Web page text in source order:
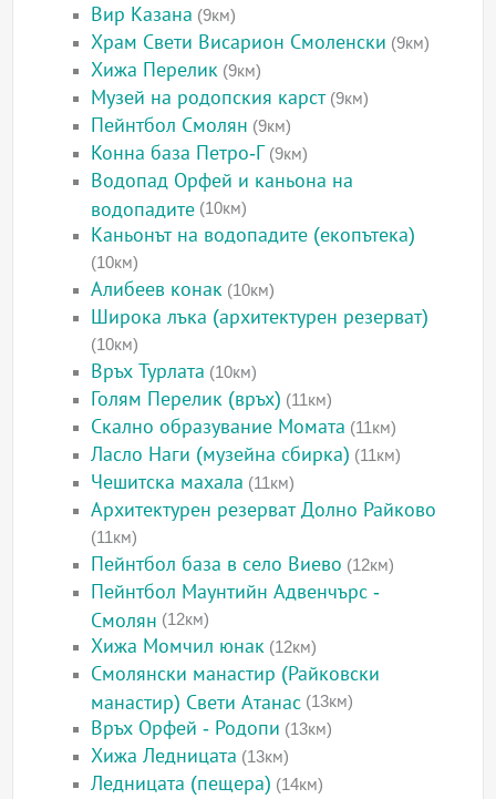
Вир Казана (9км)
Храм Свети Висарион Смоленски (9км)
Хижа Перелик (9км)
Музей на родопския карст(9км)
Пейнтбол Смолян (9км)
Конна база Петро-Г (9км)
Водопад Орфей и каньона на
водопадите (10км)
Каньонът на водопадите (екопътека)
(10км)
Алибеев конак (10км)
Широка лъка (архитектурен резерват)
(10км)
Връх Турлата (10км)
Голям Перелик (връх) (11км)
Скално образувание Момата (11км)
Ласло Наги (музейна сбирка) (11км)
Чешитска махала (11км)
Архитектурен резерват Долно Райково
(11км)
Пейнтбол база в село Виево (12км)
Пейнтбол Маунтийн Адвенчърс -
Смолян (12км)
Хижа Момчил юнак (12км)
Смолянски манастир (Райковски
манастир) Свети Атанас (13км)
Връх Орфей - Родопи (13км)
Хижа Ледницата (13км)
Ледницата (пещера) (14км)